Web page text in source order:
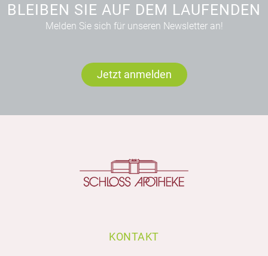
BLEIBEN SIE AUF DEM LAUFENDEN
Melden Sie sich für unseren Newsletter an!
Jetzt anmelden
KONTAKT